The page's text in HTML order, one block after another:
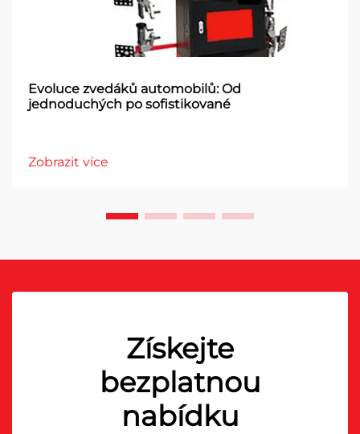
Evoluce zvedáků automobilů: Od
jednoduchých po sofistikované
Zobrazit více
Získejte
bezplatnou
nabídku